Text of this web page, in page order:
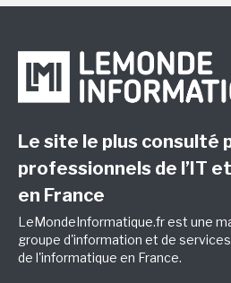
Le site le plus consulté
professionnels de l’IT
en France
LeMondeInformatique.fr est une
groupe d'information et de
de l'informatique en France.